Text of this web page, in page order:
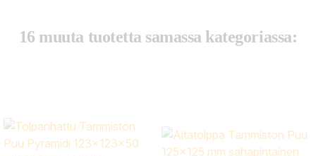
16 muuta tuotetta samassa kategoriassa: